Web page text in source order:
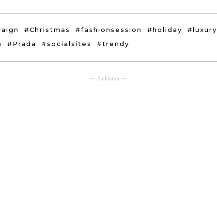
#Christmas #fashionsession #holiday
#luxury
#Prada #socialsites #trendy
― Reklama ―